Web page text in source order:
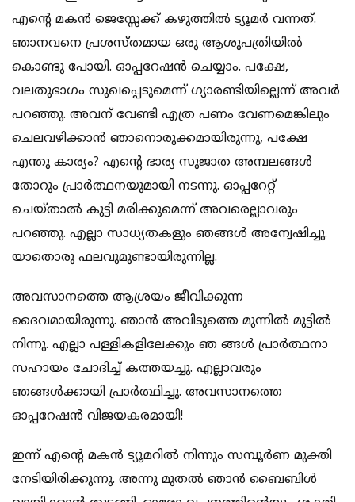
എന്റെ മകന്‍ ജെസ്സേക്ക് കഴുത്തില്‍ ട്യൂമര്‍ വന്നത്.
ഞാനവനെ പ്രശസ്തമായ ഒരു ആശുപത്രിയില്‍
കൊണ്ടു പോയി. ഓപ്പറേഷന്‍ ചെയ്യാം. പക്ഷേ,
വലതുഭാഗം സുഖപ്പെടുമെന്ന് ഗ്യാരണ്ടിയില്ലെന്ന് അവര്‍
പറഞ്ഞു. അവന് വേണ്ടി എത്ര പണം വേണമെങ്കിലും
ചെലവഴിക്കാന്‍ ഞാനൊരുക്കമായിരുന്നു, പക്ഷേ
എന്തു കാര്യം? എന്റെ ഭാര്യ സുജാത അമ്പലങ്ങള്‍
തോറും പ്രാര്‍ത്ഥനയുമായി നടന്നു. ഓപ്പറേറ്റ്
ചെയ്താല്‍ കുട്ടി മരിക്കുമെന്ന് അവരെല്ലാവരും
പറഞ്ഞു. എല്ലാ സാധ്യതകളും ഞങ്ങള്‍ അന്വേഷിച്ചു.
യാതൊരു ഫലവുമുണ്ടായിരുന്നില്ല.
അവസാനത്തെ ആശ്രയം ജീവിക്കുന്ന
ദൈവമായിരുന്നു. ഞാന്‍ അവിടുത്തെ മുന്നില്‍ മുട്ടില്‍
നിന്നു. എല്ലാ പള്ളികളിലേക്കും ഞ ങ്ങള്‍ പ്രാര്‍ത്ഥനാ
സഹായം ചോദിച്ച് കത്തയച്ചു. എല്ലാവരും
ഞങ്ങള്‍ക്കായി പ്രാര്‍ത്ഥിച്ചു. അവസാനത്തെ
ഓപ്പറേഷന്‍ വിജയകരമായി!
ഇന്ന് എന്റെ മകന്‍ ട്യൂമറില്‍ നിന്നും സമ്പൂര്‍ണ മുക്തി
നേടിയിരിക്കുന്നു. അന്നു മുതല്‍ ഞാന്‍ ബൈബിള്‍